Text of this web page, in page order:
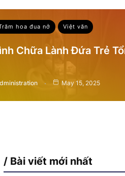
hoa đua nở Việt văn
Chữa Lành Đứa Trẻ
May 15, 2025
/ Bài viết mới nhất